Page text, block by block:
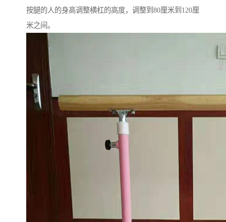
按腿的人的身高调整横杠的高度，调整到80厘米到120厘
米之间。